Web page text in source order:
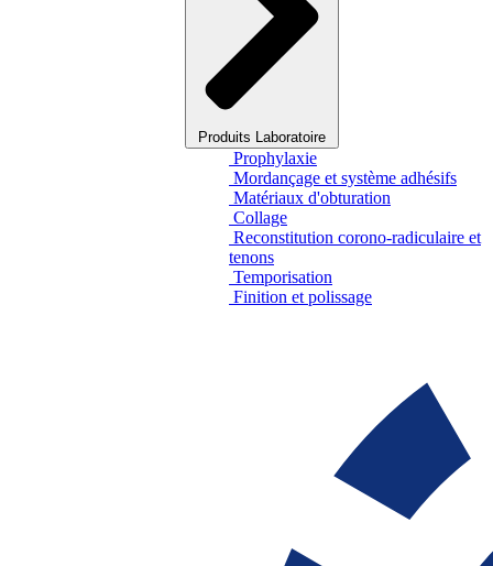
Produits Laboratoire
Prophylaxie
Mordançage et système adhésifs
Matériaux d'obturation
Collage
Reconstitution corono-radiculaire et
tenons
Temporisation
Finition et polissage